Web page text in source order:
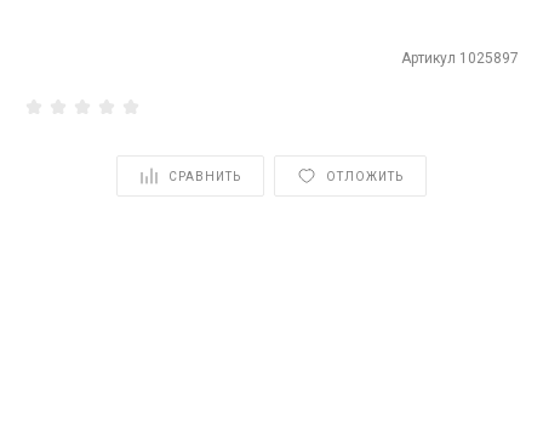
Артикул 1025897
СРАВНИТЬ ОТЛОЖИТЬ